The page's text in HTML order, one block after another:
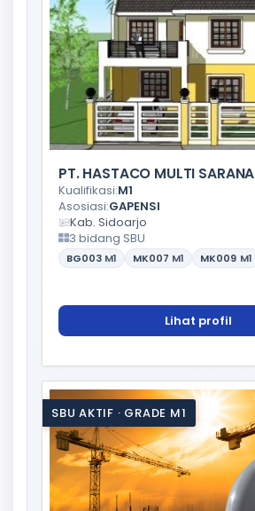
PT. HASTACO MULTI SARANA
Kualifikasi:M1
Asosiasi:GAPENSI
Kab. Sidoarjo
3 bidang SBU
BG003 M1 MK007 M1 MK009 M1
Lihat profil
SBU AKTIF · GRADE M1